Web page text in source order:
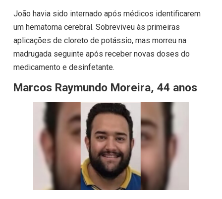
João havia sido internado após médicos identificarem
um hematoma cerebral. Sobreviveu às primeiras
aplicações de cloreto de potássio, mas morreu na
madrugada seguinte após receber novas doses do
medicamento e desinfetante.
Marcos Raymundo Moreira, 44 anos